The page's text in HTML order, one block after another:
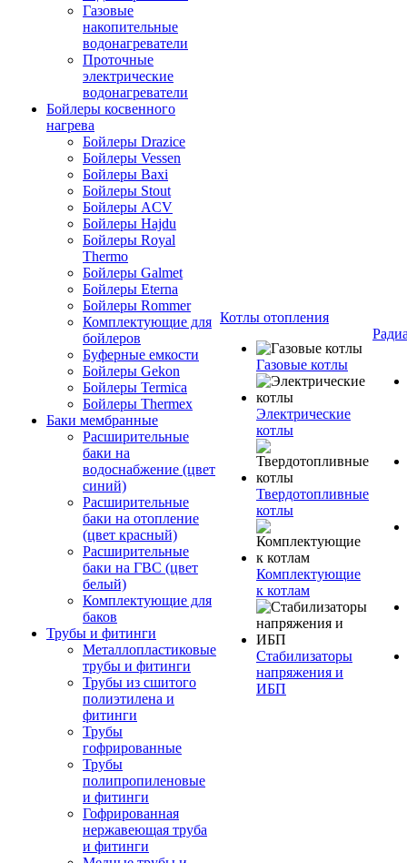
Газовые
накопительные
водонагреватели
Проточные
электрические
водонагреватели
Бойлеры косвенного
нагрева
Бойлеры Drazice
Бойлеры Vessen
Бойлеры Baxi
Бойлеры Stout
Бойлеры ACV
Бойлеры Hajdu
Бойлеры Royal
Thermo
Бойлеры Galmet
Бойлеры Eterna
Бойлеры Rommer
Комплектующие для
бойлеров
Буферные емкости
Бойлеры Gekon
Бойлеры Termica
Бойлеры Thermex
Баки мембранные
Расширительные
баки на
водоснабжение (цвет
синий)
Расширительные
баки на отопление
(цвет красный)
Расширительные
баки на ГВС (цвет
белый)
Комплектующие для
баков
Трубы и фитинги
Металлопластиковые
трубы и фитинги
Трубы из сшитого
полиэтилена и
фитинги
Трубы
гофрированные
Трубы
полипропиленовые
и фитинги
Гофрированная
нержавеющая труба
и фитинги
Котлы отопления
Газовые котлы
Электрические
котлы
Твердотопливные
котлы
Комплектующие
к котлам
Стабилизаторы
напряжения и
ИБП